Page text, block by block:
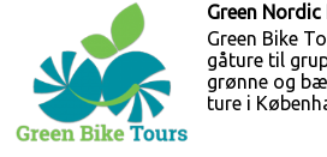
Green Nordic
Green Bike
gåture til
grønne og
ture i